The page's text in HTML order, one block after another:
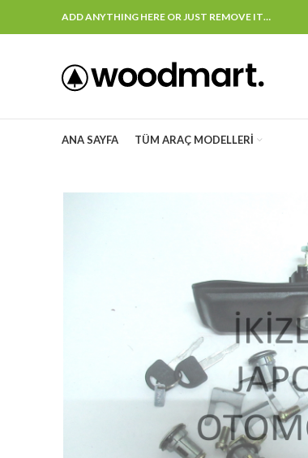
ADD ANYTHING HERE OR JUST REMOVE IT…
ANA SAYFA TÜM ARAÇ MODELLERI